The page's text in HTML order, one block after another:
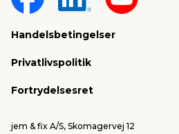
Sponsorater & projekter
Handelsbetingelser
Privatlivspolitik
Fortrydelsesret
jem & fix A/S, Skomagervej 12